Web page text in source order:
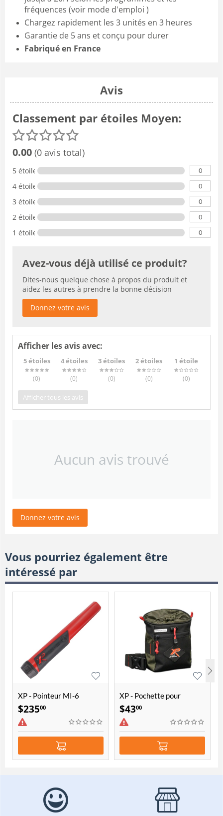
fréquences (voir mode d'emploi )
Chargez rapidement les 3 unités en 3 heures
Garantie de 5 ans et conçu pour durer
Fabriqué en France
Avis
Classement par étoiles Moyen:
0.00 (0 avis total)
5 étoiles 0
4 étoiles 0
3 étoiles 0
2 étoiles 0
1 étoile 0
Avez-vous déjà utilisé ce produit?
Dites-nous quelque chose à propos du produit et
aidez les autres à prendre la bonne décision
Donnez votre avis
Afficher les avis avec:
5 étoiles
(0)
4 étoiles
(0)
3 étoiles
(0)
2 étoiles
(0)
1 étoile
(0)
Afficher tous les avis
Aucun avis trouvé
Donnez votre avis
Vous pourriez également être
intéressé par
XP - Pointeur MI-6
$23500
XP - Pochette pour
trouvailles
$4300